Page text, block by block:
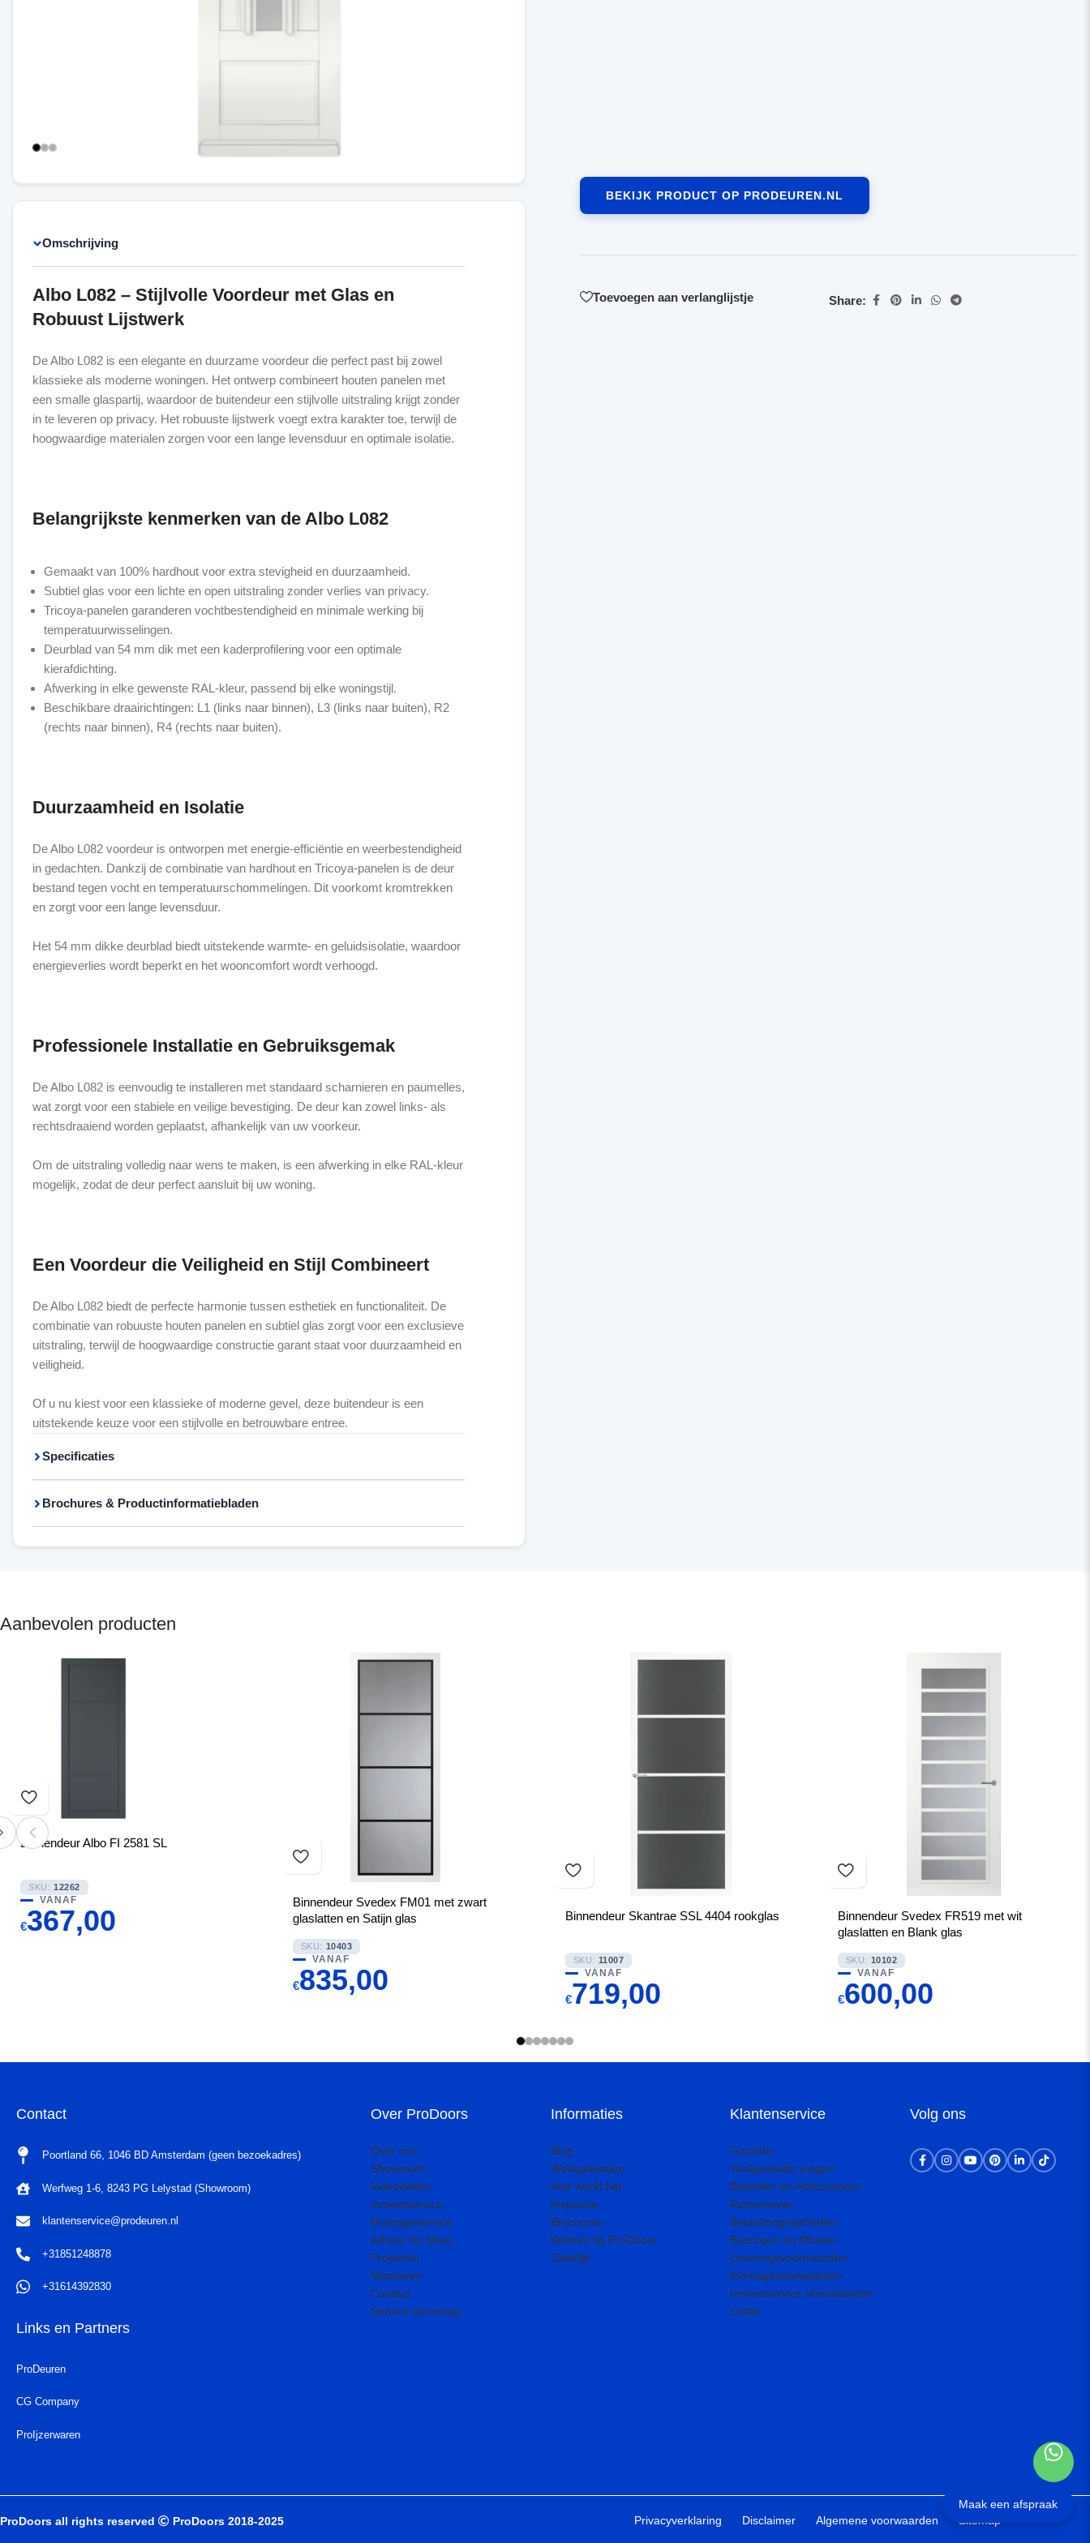
Omschrijving
Albo L082 – Stijlvolle Voordeur met Glas en
Robuust Lijstwerk
De Albo L082 is een elegante en duurzame voordeur die perfect past bij zowel
klassieke als moderne woningen. Het ontwerp combineert houten panelen met
een smalle glaspartij, waardoor de buitendeur een stijlvolle uitstraling krijgt zonder
in te leveren op privacy. Het robuuste lijstwerk voegt extra karakter toe, terwijl de
hoogwaardige materialen zorgen voor een lange levensduur en optimale isolatie.
Belangrijkste kenmerken van de Albo L082
Gemaakt van 100% hardhout voor extra stevigheid en duurzaamheid.
Subtiel glas voor een lichte en open uitstraling zonder verlies van privacy.
Tricoya-panelen garanderen vochtbestendigheid en minimale werking bij
temperatuurwisselingen.
Deurblad van 54 mm dik met een kaderprofilering voor een optimale
kierafdichting.
Afwerking in elke gewenste RAL-kleur, passend bij elke woningstijl.
Beschikbare draairichtingen: L1 (links naar binnen), L3 (links naar buiten), R2
(rechts naar binnen), R4 (rechts naar buiten).
Duurzaamheid en Isolatie
De Albo L082 voordeur is ontworpen met energie-efficiëntie en weerbestendigheid
in gedachten. Dankzij de combinatie van hardhout en Tricoya-panelen is de deur
bestand tegen vocht en temperatuurschommelingen. Dit voorkomt kromtrekken
en zorgt voor een lange levensduur.
Het 54 mm dikke deurblad biedt uitstekende warmte- en geluidsisolatie, waardoor
energieverlies wordt beperkt en het wooncomfort wordt verhoogd.
Professionele Installatie en Gebruiksgemak
De Albo L082 is eenvoudig te installeren met standaard scharnieren en paumelles,
wat zorgt voor een stabiele en veilige bevestiging. De deur kan zowel links- als
rechtsdraaiend worden geplaatst, afhankelijk van uw voorkeur.
Om de uitstraling volledig naar wens te maken, is een afwerking in elke RAL-kleur
mogelijk, zodat de deur perfect aansluit bij uw woning.
Een Voordeur die Veiligheid en Stijl Combineert
De Albo L082 biedt de perfecte harmonie tussen esthetiek en functionaliteit. De
combinatie van robuuste houten panelen en subtiel glas zorgt voor een exclusieve
uitstraling, terwijl de hoogwaardige constructie garant staat voor duurzaamheid en
veiligheid.
Of u nu kiest voor een klassieke of moderne gevel, deze buitendeur is een
uitstekende keuze voor een stijlvolle en betrouwbare entree.
Specificaties
Brochures & Productinformatiebladen
BEKIJK PRODUCT OP PRODEUREN.NL
Toevoegen aan verlanglijstje Share:
Aanbevolen producten
Binnendeur Albo FI 2581 SL
SKU: 12262
VANAF
€367,00
Binnendeur Svedex FM01 met zwart
glaslatten en Satijn glas
SKU: 10403
VANAF
€835,00
Binnendeur Skantrae SSL 4404 rookglas
SKU: 11007
VANAF
€719,00
Binnendeur Svedex FR519 met wit
glaslatten en Blank glas
SKU: 10102
VANAF
€600,00
Contact
Poortland 66, 1046 BD Amsterdam (geen bezoekadres)
Werfweg 1-6, 8243 PG Lelystad (Showroom)
klantenservice@prodeuren.nl
+31851248878
+31614392830
Links en Partners
ProDeuren
CG Company
ProIjzerwaren
Over ProDoors
Over ons
Showroom
Videobellen
Inmeetservice
Montageservice
Advies Op Maat
Projecten
Vacatures
Contact
Service aanvraag
Informaties
Blog
Werkgebieden
Hoe werkt het
Inspiratie
Brochures
Werken bij ProDoors
Zakelijk
Klantenservice
Garantie
Veelgestelde vragen
Bestellen en Retourneren
Retourneren
Betaalmogelijkheden
Bezorgen en Afhalen
Leveringsvoorwaarden
Montagevoorwaarden
Inmeetservice Voorwaarden
Outlet
Volg ons
ProDoors all rights reserved ProDoors 2018-2025 Privacyverklaring Disclaimer Algemene voorwaarden Sitemap
Maak een afspraak